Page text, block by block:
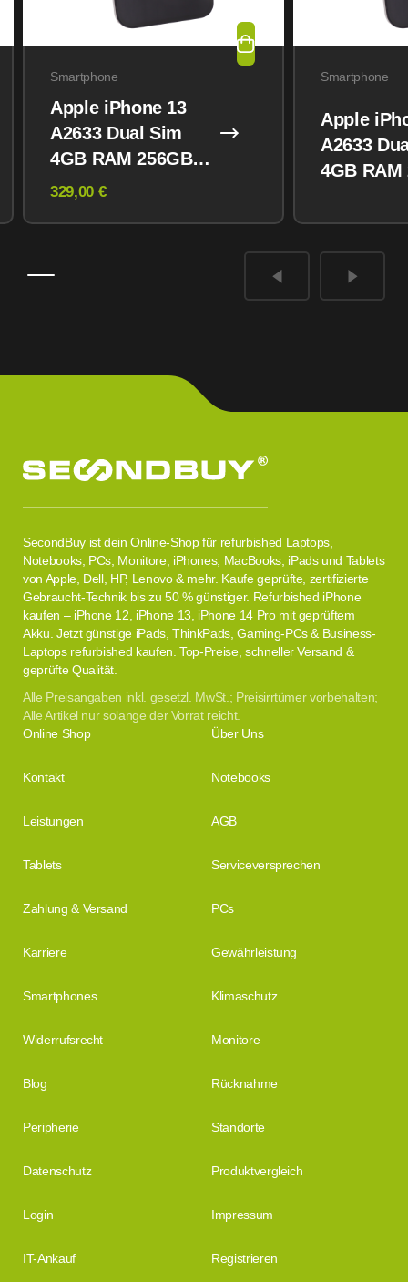
Smartphone
Apple iPhone 13
A2633 Dual Sim
4GB RAM 256GB
Midnight
329,00 €
Smartphone
Apple
A2633
4GB RAM
SecondBuy ist dein Online-Shop für refurbished Laptops,
Notebooks, PCs, Monitore, iPhones, MacBooks, iPads und Tablets
von Apple, Dell, HP, Lenovo & mehr. Kaufe geprüfte, zertifizierte
Gebraucht-Technik bis zu 50 % günstiger. Refurbished iPhone
kaufen – iPhone 12, iPhone 13, iPhone 14 Pro mit geprüftem
Akku. Jetzt günstige iPads, ThinkPads, Gaming-PCs & Business-
Laptops refurbished kaufen. Top-Preise, schneller Versand &
geprüfte Qualität.
Alle Preisangaben inkl. gesetzl. MwSt.; Preisirrtümer vorbehalten;
Alle Artikel nur solange der Vorrat reicht.
Online Shop Über Uns
Kontakt Notebooks
Leistungen AGB
Tablets Serviceversprechen
Zahlung & Versand PCs
Karriere Gewährleistung
Smartphones Klimaschutz
Widerrufsrecht Monitore
Blog Rücknahme
Peripherie Standorte
Datenschutz Produktvergleich
Login Impressum
IT-Ankauf Registrieren